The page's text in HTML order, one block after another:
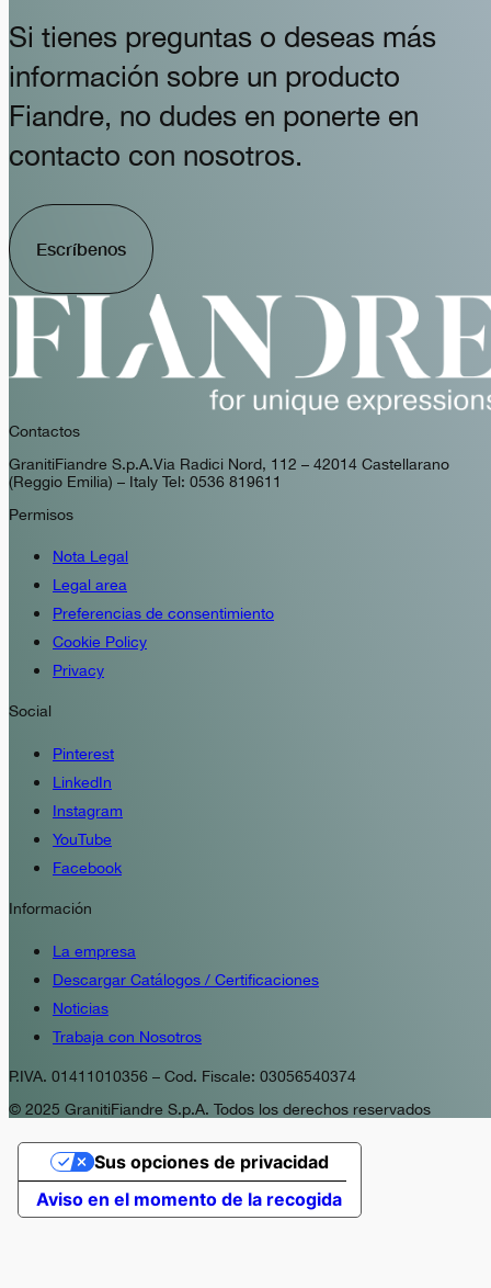
Si tienes preguntas o deseas más
información sobre un producto
Fiandre, no dudes en ponerte en
contacto con nosotros.
Escríbenos
Contactos
GranitiFiandre S.p.A. Via Radici Nord, 112 – 42014 Castellarano
(Reggio Emilia) – Italy Tel: 0536 819611
Permisos
Nota Legal
Legal area
Preferencias de consentimiento
Cookie Policy
Privacy
Social
Pinterest
LinkedIn
Instagram
YouTube
Facebook
Información
La empresa
Descargar Catálogos / Certificaciones
Noticias
Trabaja con Nosotros
P.IVA. 01411010356 – Cod. Fiscale: 03056540374
© 2025 GranitiFiandre S.p.A. Todos los derechos reservados
Aviso en el momento de la recogida
Sus opciones de privacidad